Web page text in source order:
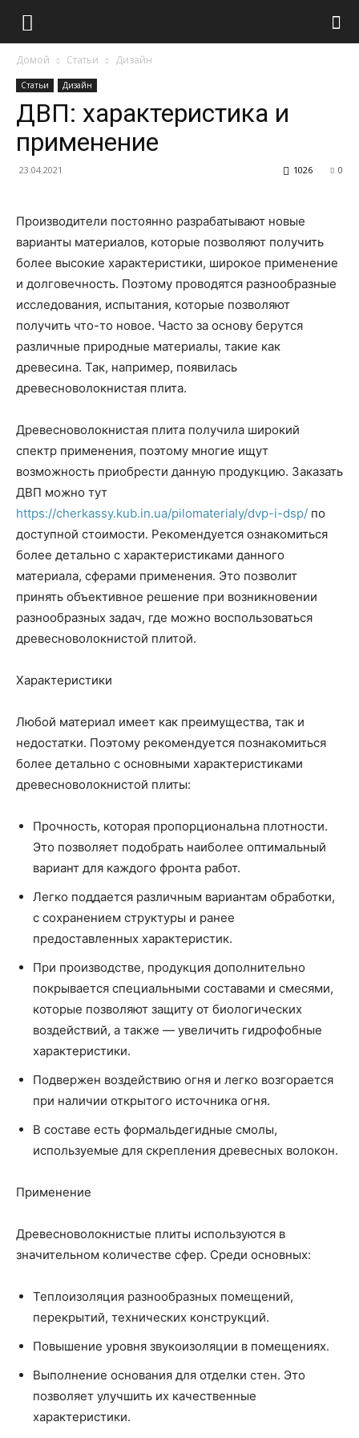
Домой Статьи Дизайн
Статьи Дизайн
ДВП: характеристика и
применение
23.04.2021 0
1026
Производители постоянно разрабатывают новые
варианты материалов, которые позволяют получить
более высокие характеристики, широкое применение
и долговечность. Поэтому проводятся разнообразные
исследования, испытания, которые позволяют
получить что-то новое. Часто за основу берутся
различные природные материалы, такие как
древесина. Так, например, появилась
древесноволокнистая плита.
Древесноволокнистая плита получила широкий
спектр применения, поэтому многие ищут
возможность приобрести данную продукцию. Заказать
ДВП можно тут
https://cherkassy.kub.in.ua/pilomaterialy/dvp-i-dsp/ по
доступной стоимости. Рекомендуется ознакомиться
более детально с характеристиками данного
материала, сферами применения. Это позволит
принять объективное решение при возникновении
разнообразных задач, где можно воспользоваться
древесноволокнистой плитой.
Характеристики
Любой материал имеет как преимущества, так и
недостатки. Поэтому рекомендуется познакомиться
более детально с основными характеристиками
древесноволокнистой плиты:
Прочность, которая пропорциональна плотности.
Это позволяет подобрать наиболее оптимальный
вариант для каждого фронта работ.
Легко поддается различным вариантам обработки,
с сохранением структуры и ранее
предоставленных характеристик.
При производстве, продукция дополнительно
покрывается специальными составами и смесями,
которые позволяют защиту от биологических
воздействий, а также — увеличить гидрофобные
характеристики.
Подвержен воздействию огня и легко возгорается
при наличии открытого источника огня.
В составе есть формальдегидные смолы,
используемые для скрепления древесных волокон.
Применение
Древесноволокнистые плиты используются в
значительном количестве сфер. Среди основных:
Теплоизоляция разнообразных помещений,
перекрытий, технических конструкций.
Повышение уровня звукоизоляции в помещениях.
Выполнение основания для отделки стен. Это
позволяет улучшить их качественные
характеристики.